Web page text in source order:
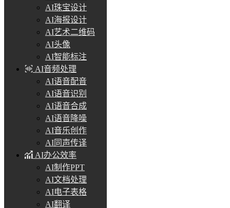
AI珠宝设计
AI海报设计
AI艺术二维码
AI头像
AI智能标注
AI音频处理
AI语音配音
AI语音识别
AI语音合成
AI语音降噪
AI音乐创作
AI同声传译
AI办公效率
AI制作PPT
AI文档处理
AI电子表格
AI翻译